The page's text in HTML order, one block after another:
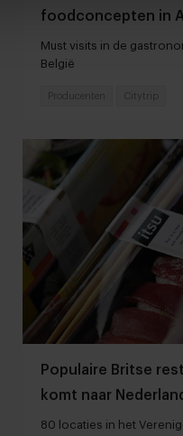
foodconcepten in
Must visits in de
België
Producenten Citytrip
Populaire Britse
komt naar
80 locaties in het